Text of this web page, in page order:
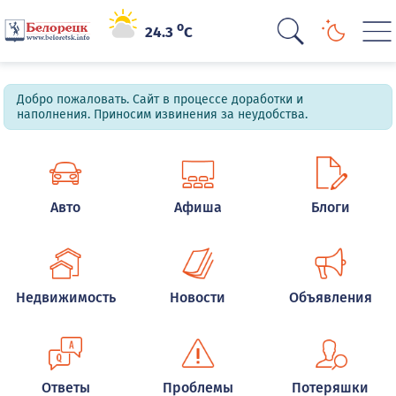
24.3oC
Добро пожаловать. Сайт в процессе доработки и
наполнения. Приносим извинения за неудобства.
Авто Афиша Блоги
Недвижимость Новости Объявления
Ответы Проблемы Потеряшки